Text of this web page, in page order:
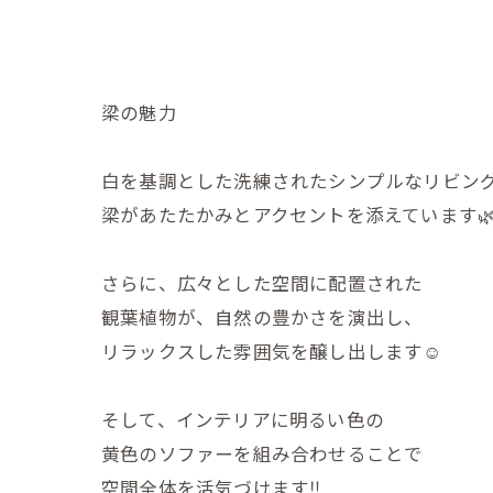
梁の魅力
白を基調とした洗練されたシンプルなリビン
梁があたたかみとアクセントを添えています
さらに、広々とした空間に配置された
観葉植物が、自然の豊かさを演出し、
リラックスした雰囲気を醸し出します☺️
そして、インテリアに明るい色の
黄色のソファーを組み合わせることで